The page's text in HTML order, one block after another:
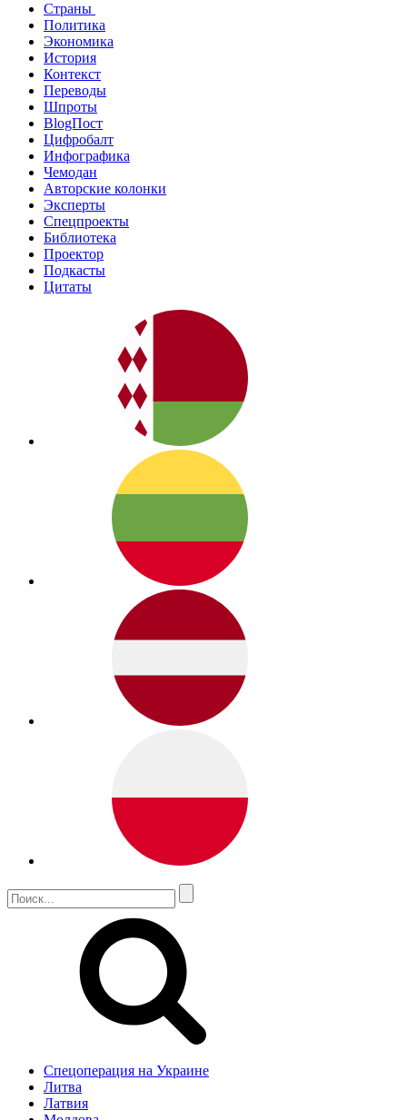
Страны
Политика
Экономика
История
Контекст
Переводы
Шпроты
BlogПост
Цифробалт
Инфографика
Чемодан
Авторские колонки
Эксперты
Спецпроекты
Библиотека
Проектор
Подкасты
Цитаты
Спецоперация на Украине
Литва
Латвия